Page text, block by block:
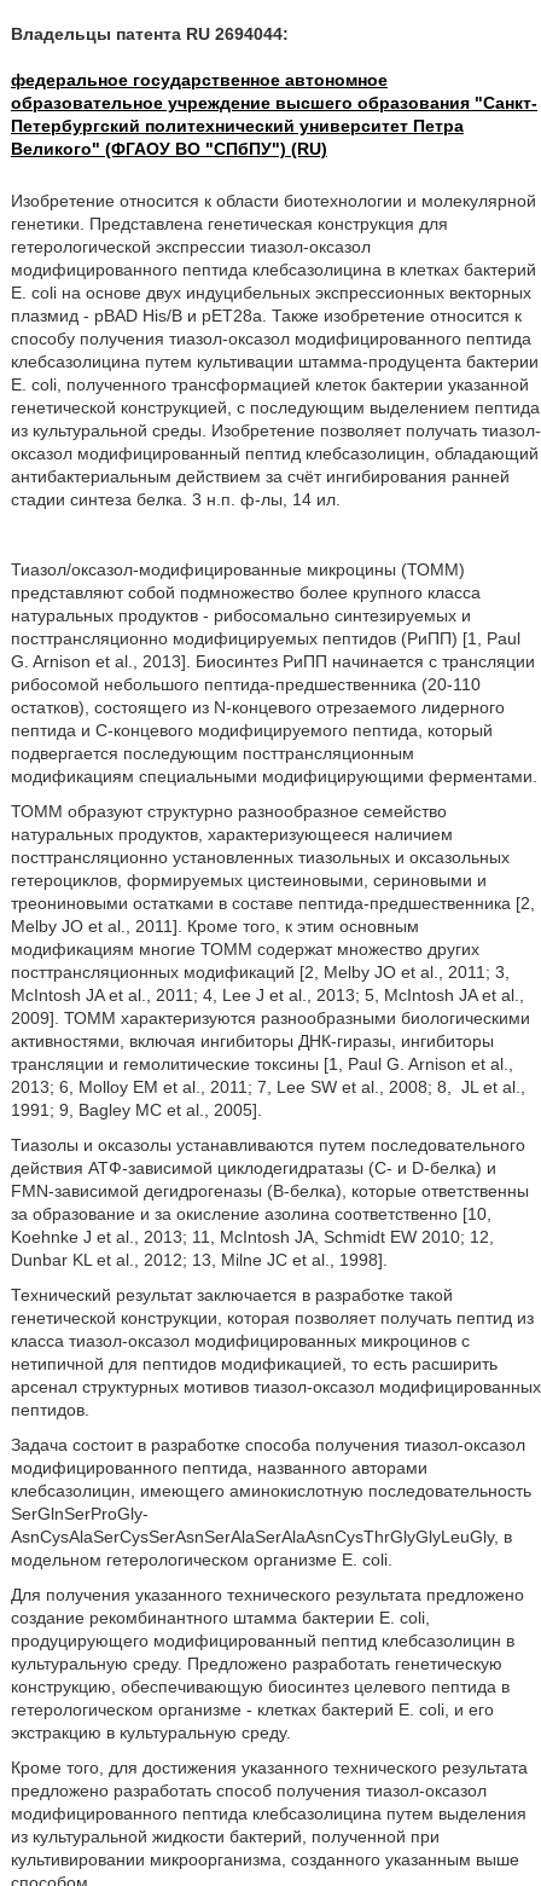
Владельцы патента RU 2694044:
федеральное государственное автономное
образовательное учреждение высшего образования "Санкт-
Петербургский политехнический университет Петра
Великого" (ФГАОУ ВО "СПбПУ") (RU)
Изобретение относится к области биотехнологии и молекулярной
генетики. Представлена генетическая конструкция для
гетерологической экспрессии тиазол-оксазол
модифицированного пептида клебсазолицина в клетках бактерий
Е. coli на основе двух индуцибельных экспрессионных векторных
плазмид - pBAD His/B и pET28a. Также изобретение относится к
способу получения тиазол-оксазол модифицированного пептида
клебсазолицина путем культивации штамма-продуцента бактерии
E. coli, полученного трансформацией клеток бактерии указанной
генетической конструкцией, с последующим выделением пептида
из культуральной среды. Изобретение позволяет получать тиазол-
оксазол модифицированный пептид клебсазолицин, обладающий
антибактериальным действием за счёт ингибирования ранней
стадии синтеза белка. 3 н.п. ф-лы, 14 ил.
Тиазол/оксазол-модифицированные микроцины (ТОММ)
представляют собой подмножество более крупного класса
натуральных продуктов - рибосомально синтезируемых и
посттрансляционно модифицируемых пептидов (РиПП) [1, Paul
G. Arnison et al., 2013]. Биосинтез РиПП начинается с трансляции
рибосомой небольшого пептида-предшественника (20-110
остатков), состоящего из N-концевого отрезаемого лидерного
пептида и С-концевого модифицируемого пептида, который
подвергается последующим посттрансляционным
модификациям специальными модифицирующими ферментами.
ТОММ образуют структурно разнообразное семейство
натуральных продуктов, характеризующееся наличием
посттрансляционно установленных тиазольных и оксазольных
гетероциклов, формируемых цистеиновыми, сериновыми и
треониновыми остатками в составе пептида-предшественника [2,
Melby JO et al., 2011]. Кроме того, к этим основным
модификациям многие ТОММ содержат множество других
посттрансляционных модификаций [2, Melby JO et al., 2011; 3,
McIntosh JA et al., 2011; 4, Lee J et al., 2013; 5, McIntosh JA et al.,
2009]. ТОММ характеризуются разнообразными биологическими
активностями, включая ингибиторы ДНК-гиразы, ингибиторы
трансляции и гемолитические токсины [1, Paul G. Arnison et al.,
2013; 6, Molloy EM et al., 2011; 7, Lee SW et al., 2008; 8,
JL et al.,
1991; 9, Bagley MC et al., 2005].
Тиазолы и оксазолы устанавливаются путем последовательного
действия АТФ-зависимой циклодегидратазы (С- и D-белка) и
FMN-зависимой дегидрогеназы (В-белка), которые ответственны
за образование и за окисление азолина соответственно [10,
Koehnke J et al., 2013; 11, McIntosh JA, Schmidt EW 2010; 12,
Dunbar KL et al., 2012; 13, Milne JC et al., 1998].
Технический результат заключается в разработке такой
генетической конструкции, которая позволяет получать пептид из
класса тиазол-оксазол модифицированных микроцинов с
нетипичной для пептидов модификацией, то есть расширить
арсенал структурных мотивов тиазол-оксазол модифицированных
пептидов.
Задача состоит в разработке способа получения тиазол-оксазол
модифицированного пептида, названного авторами
клебсазолицин, имеющего аминокислотную последовательность
SerGlnSerProGly-
AsnCysAlaSerCysSerAsnSerAlaSerAlaAsnCysThrGlyGlyLeuGly, в
модельном гетерологическом организме Е. coli.
Для получения указанного технического результата предложено
создание рекомбинантного штамма бактерии Е. coli,
продуцирующего модифицированный пептид клебсазолицин в
культуральную среду. Предложено разработать генетическую
конструкцию, обеспечивающую биосинтез целевого пептида в
гетерологическом организме - клетках бактерий Е. coli, и его
экстракцию в культуральную среду.
Кроме того, для достижения указанного технического результата
предложено разработать способ получения тиазол-оксазол
модифицированного пептида клебсазолицина путем выделения
из культуральной жидкости бактерий, полученной при
культивировании микроорганизма, созданного указанным выше